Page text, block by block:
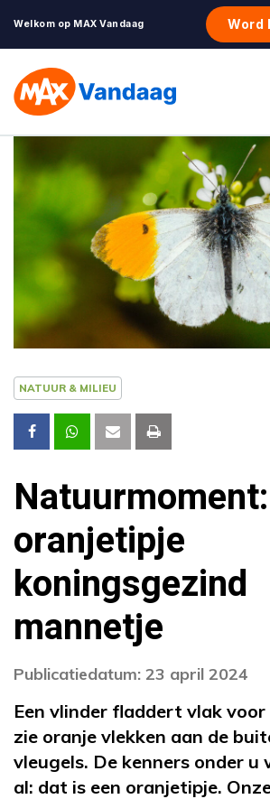
Welkom op MAX Vandaag Word
NATUUR & MILIEU
Natuurmoment:
oranjetipje
koningsgezind
mannetje
Publicatiedatum: 23 april 2024
Een vlinder fladdert vlak voor
zie oranje vlekken aan de
vleugels. De kenners onder u
al: dat is een oranjetipje.